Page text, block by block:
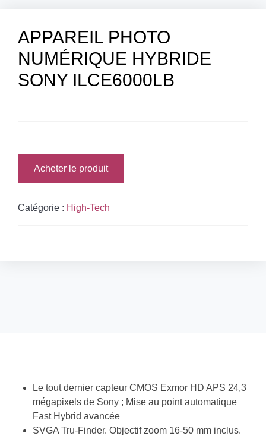
APPAREIL PHOTO
NUMÉRIQUE HYBRIDE
SONY ILCE6000LB
Acheter le produit
Catégorie : High-Tech
Le tout dernier capteur CMOS Exmor HD APS 24,3
mégapixels de Sony ; Mise au point automatique
Fast Hybrid avancée
SVGA Tru-Finder. Objectif zoom 16-50 mm inclus.